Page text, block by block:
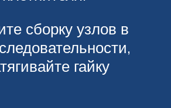
сборку узлов в
гайку